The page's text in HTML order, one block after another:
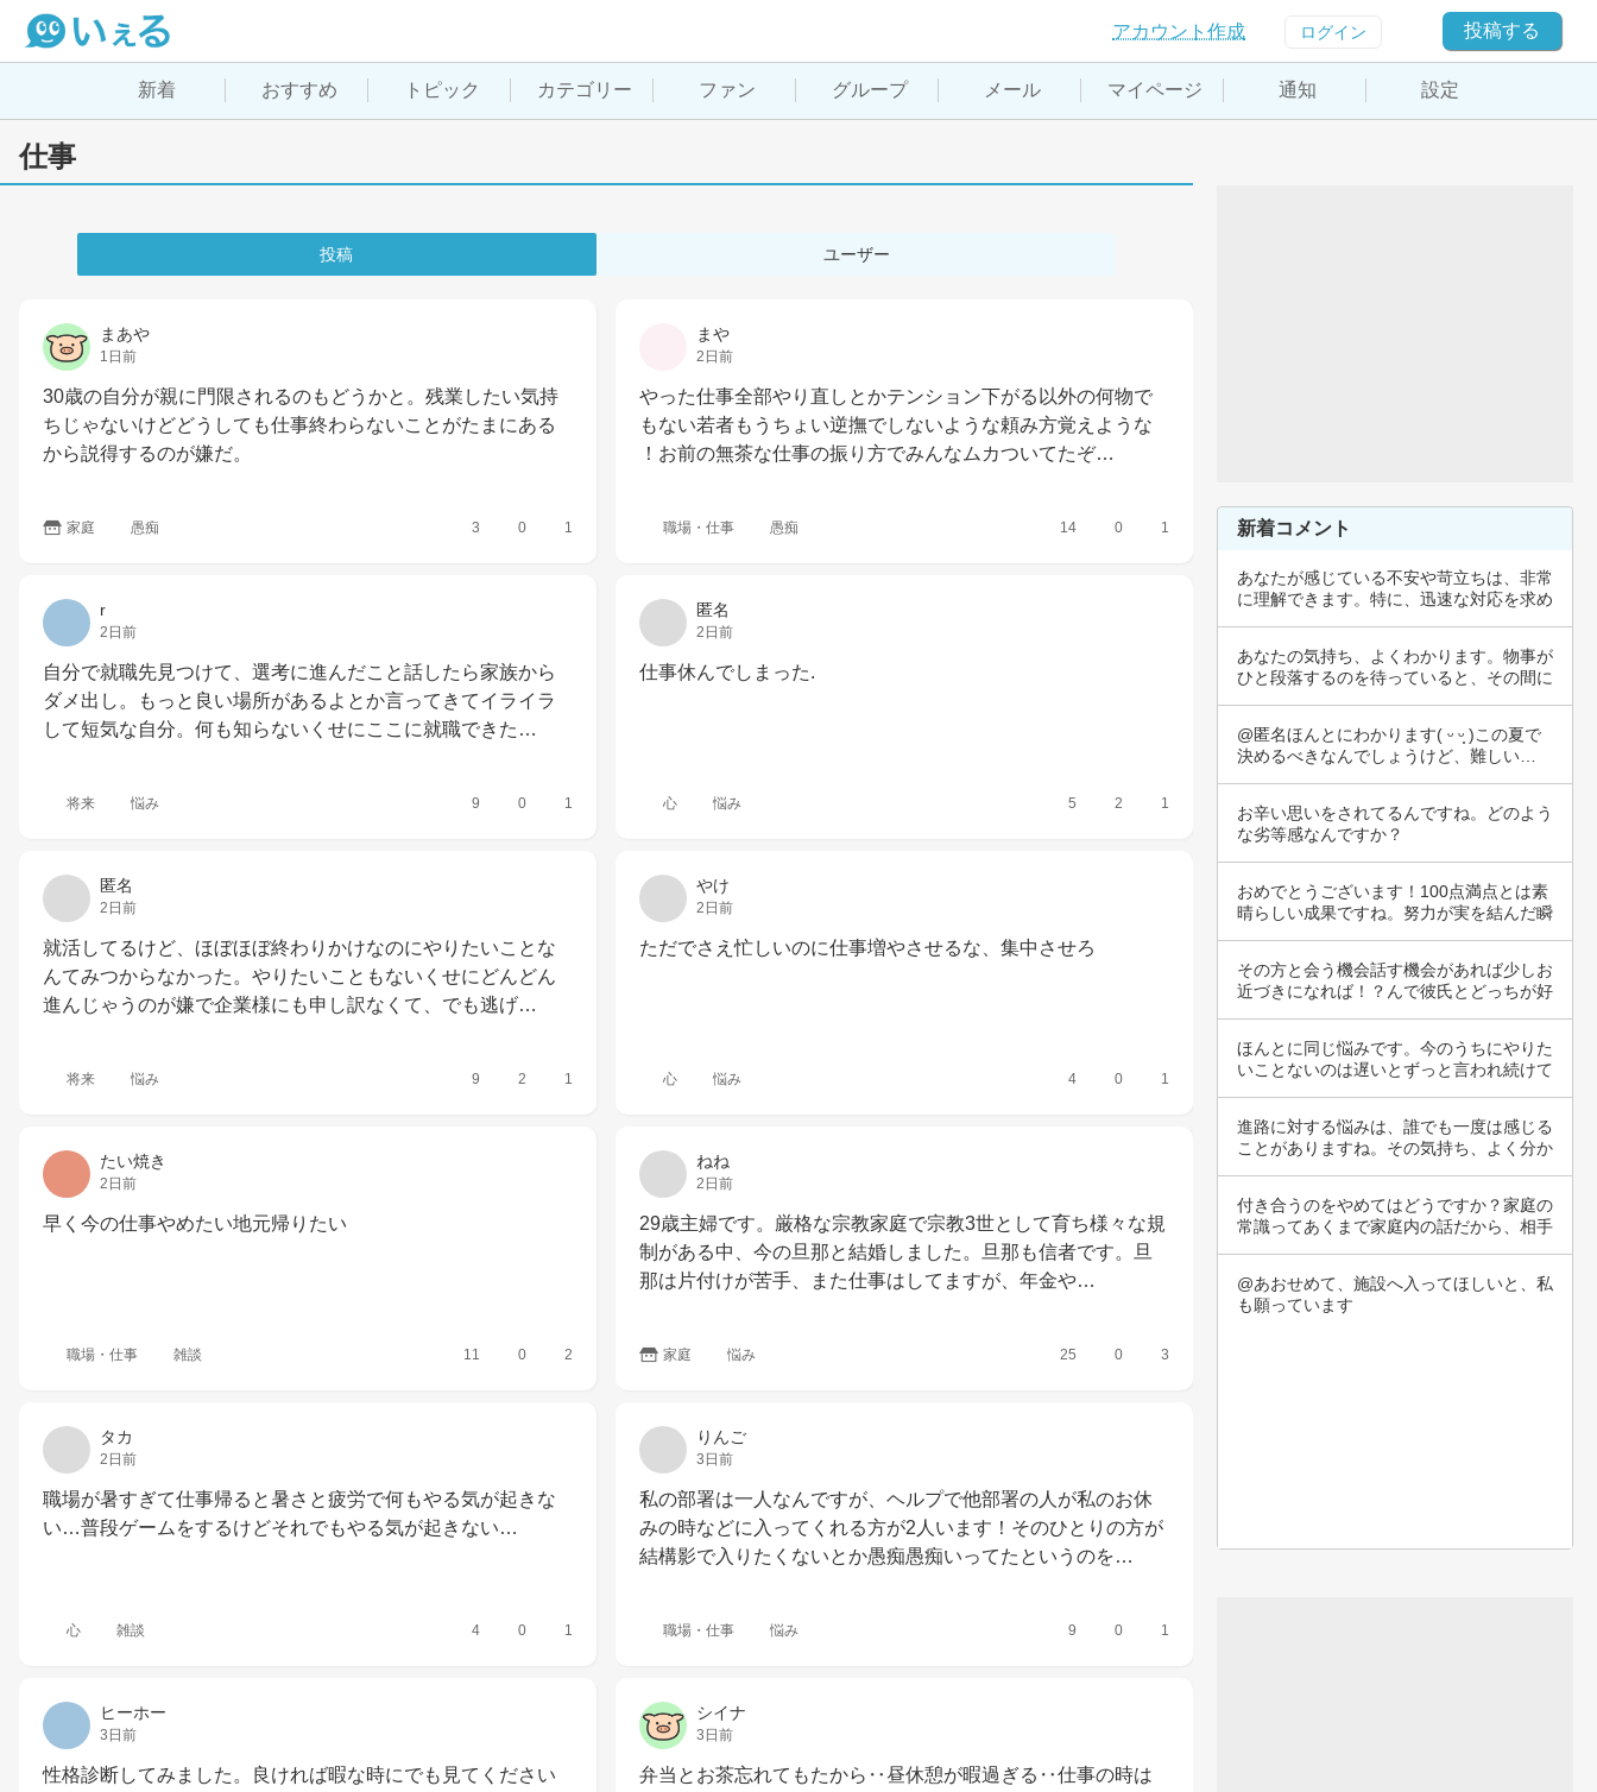
アカウント作成 ログイン 投稿する
新着 おすすめ トピック カテゴリー ファン グループ メール マイページ 通知 設定
仕事
投稿 ユーザー
まあや
1日前
30歳の自分が親に門限されるのもどうかと。残業したい気持
ちじゃないけどどうしても仕事終わらないことがたまにある
から説得するのが嫌だ。
家庭 愚痴 3 0 1
まや
2日前
やった仕事全部やり直しとかテンション下がる以外の何物で
もない若者もうちょい逆撫でしないような頼み方覚えような
！お前の無茶な仕事の振り方でみんなムカついてたぞ…
職場・仕事 愚痴 14 0 1
r
2日前
自分で就職先見つけて、選考に進んだこと話したら家族から
ダメ出し。もっと良い場所があるよとか言ってきてイライラ
して短気な自分。何も知らないくせにここに就職できた…
将来 悩み 9 0 1
匿名
2日前
仕事休んでしまった.
心 悩み 5 2 1
匿名
2日前
就活してるけど、ほぼほぼ終わりかけなのにやりたいことな
んてみつからなかった。やりたいこともないくせにどんどん
進んじゃうのが嫌で企業様にも申し訳なくて、でも逃げ…
将来 悩み 9 2 1
やけ
2日前
ただでさえ忙しいのに仕事増やさせるな、集中させろ
心 悩み 4 0 1
たい焼き
2日前
早く今の仕事やめたい地元帰りたい
職場・仕事 雑談 11 0 2
ねね
2日前
29歳主婦です。厳格な宗教家庭で宗教3世として育ち様々な規
制がある中、今の旦那と結婚しました。旦那も信者です。旦
那は片付けが苦手、また仕事はしてますが、年金や…
家庭 悩み 25 0 3
タカ
2日前
職場が暑すぎて仕事帰ると暑さと疲労で何もやる気が起きな
い…普段ゲームをするけどそれでもやる気が起きない…
心 雑談 4 0 1
りんご
3日前
私の部署は一人なんですが、ヘルプで他部署の人が私のお休
みの時などに入ってくれる方が2人います！そのひとりの方が
結構影で入りたくないとか愚痴愚痴いってたというのを…
職場・仕事 悩み 9 0 1
ヒーホー
3日前
性格診断してみました。良ければ暇な時にでも見てください
シイナ
3日前
弁当とお茶忘れてもたから‥昼休憩が暇過ぎる‥仕事の時は
新着コメント
あなたが感じている不安や苛立ちは、非常
に理解できます。特に、迅速な対応を求め
あなたの気持ち、よくわかります。物事が
ひと段落するのを待っていると、その間に
@匿名ほんとにわかります( ᵕ ᵕ̩̩ )この夏で
決めるべきなんでしょうけど、難しい…
お辛い思いをされてるんですね。どのよう
な劣等感なんですか？
おめでとうございます！100点満点とは素
晴らしい成果ですね。努力が実を結んだ瞬
その方と会う機会話す機会があれば少しお
近づきになれば！？んで彼氏とどっちが好
ほんとに同じ悩みです。今のうちにやりた
いことないのは遅いとずっと言われ続けて
進路に対する悩みは、誰でも一度は感じる
ことがありますね。その気持ち、よく分か
付き合うのをやめてはどうですか？家庭の
常識ってあくまで家庭内の話だから、相手
@あおせめて、施設へ入ってほしいと、私
も願っています